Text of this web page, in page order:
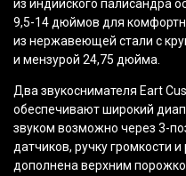
из индийского палисандра
9,5-14 дюймов для
из нержавеющей стали с
и мензурой 24,75 дюйма.
Два звукоснимателя Eart
обеспечивают широкий
звуком возможно через 3-
датчиков, ручку громкости
дополнена верхним